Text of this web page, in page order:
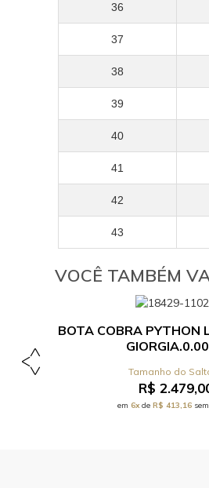
36
37
38
39
40
41
42
43
VOCÊ TAMBÉM
BOTA COBRA PYTHON
R$
em 6xde R$ 413,16